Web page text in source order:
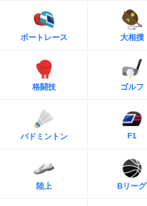
ボートレース 大相撲
格闘技 ゴルフ
バドミントン F1
陸上 Bリーグ